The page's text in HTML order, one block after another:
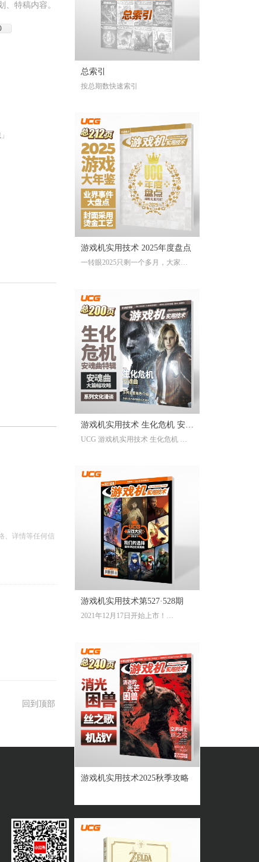
回到顶部
、特稿内容。
、详情等任何信
总索引
按总期数快速索引
游戏机实用技术 2025年度盘点
一转眼2025只剩一个多月，大家对
前一亮的独立游戏、令人印象深刻
的游戏大事？不记得也不要紧，
《游戏机实用技术 2025年度盘点》
已经帮你全部整合完毕。2025年度
的游戏资讯，看这一本就足够。
继承自UCG每年的年度特辑及合
刊，我们最经典的游戏大年鉴、游
戏大盘点栏目依然在线；年年有今
日岁岁有今朝，UCG小编们心目中
以聚众锐评环节，想要来围观吐槽
的朋友们也请绝对不要放过。此
多打赢复活赛的攻略栏目“实用至上
主义”——最全面的游戏盘点，最详
尽的年鉴资料，更有小而美周边随
限定版档位一起赠送，收藏价值妥
游戏机实用技术 生化危机 安魂
曲特辑
UCG 游戏机实用技术 生化危机 安
游戏机实用技术第527·528期
2021年12月17日开始上市！
游戏机实用技术2025秋季攻略